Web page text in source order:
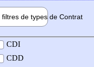
filtres de types de Contrat
contrat
CDI
CDD